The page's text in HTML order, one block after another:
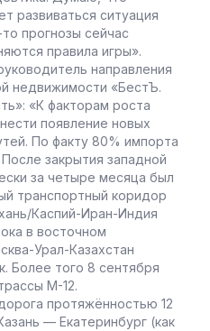
развиваться ситуация
прогнозы сейчас
правила игры».
направления
недвижимости «БестЪ.
«К факторам роста
появление новых
По факту 80% импорта
закрытия западной
за четыре месяца был
транспортный коридор
Каспий-Иран-Индия
в восточном
Урал-Казахстан
Более того 8 сентября
М-12.
протяжённостью 12
— Екатеринбург (как